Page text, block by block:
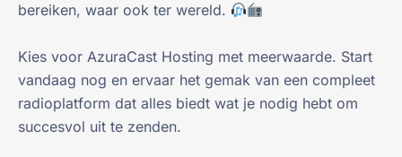
bereiken, waar ook ter wereld.
Kies voor AzuraCast Hosting met meerwaarde. Start
vandaag nog en ervaar het gemak van een compleet
radioplatform dat alles biedt wat je nodig hebt om
succesvol uit te zenden.